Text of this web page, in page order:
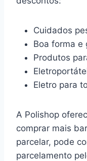
Cuidados
Boa forma e
Produtos
Eletro para
A Polishop
comprar mais
parcelar, pode
parcelamento